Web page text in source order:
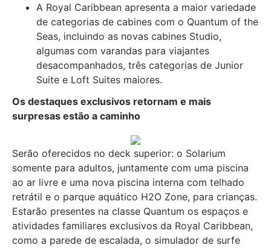
A Royal Caribbean apresenta a maior variedade
de categorias de cabines com o Quantum of the
Seas, incluindo as novas cabines Studio,
algumas com varandas para viajantes
desacompanhados, três categorias de Junior
Suite e Loft Suites maiores.
Os destaques exclusivos retornam e mais
surpresas estão a caminho
Serão oferecidos no deck superior: o Solarium
somente para adultos, juntamente com uma piscina
ao ar livre e uma nova piscina interna com telhado
retrátil e o parque aquático H2O Zone, para crianças.
Estarão presentes na classe Quantum os espaços e
atividades familiares exclusivos da Royal Caribbean,
como a parede de escalada, o simulador de surfe